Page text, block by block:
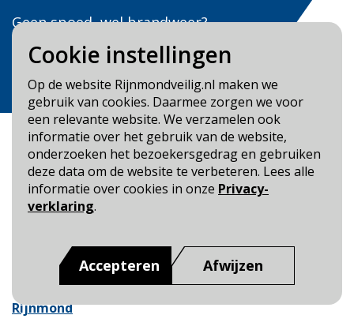
Cookie instellingen
Op de website Rijnmondveilig.nl maken we
gebruik van cookies. Daarmee zorgen we voor
een relevante website. We verzamelen ook
informatie over het gebruik van de website,
onderzoeken het bezoekersgedrag en gebruiken
deze data om de website te verbeteren. Lees alle
informatie over cookies in onze Privacy-
verklaring.
Accepteren Afwijzen
Geen spoed, wel brandweer?
Bel
Veilig Leven?
Bel 0900-8387
Blijf op de hoogte
Toegankelijkheid
Dit is een website van:Veiligheidsregio Rotterdam-
Rijnmond